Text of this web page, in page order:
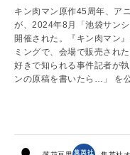
キン肉マン原作45周年、ア
が、2024年8月「池袋サン
開催された。『キン肉マン
ミングで、会場で販売され
好きで知られる事件記者が
ンの原稿を書いたら…」 を公